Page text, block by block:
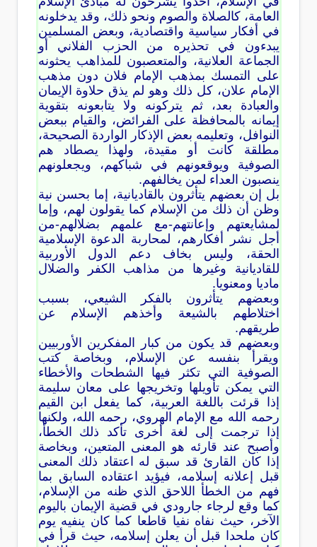
العامة، كالصلاة والصوم ونحو ذلك، وقد يدخلونه
في أفكار سياسية واقتصادية، وبعض المسلمين
يبدءون في تحذيره من الحزب الفلاني أو
الجماعة العلانية، والمتعصبون للمذاهب يحثونه
على التمسك بمذهب الإمام فلان دون مذهب
الإمام علان، كل ذلك وهو لم يذق حلاوة الإيمان
والعبادة بعد، ثم يتركونه ولا يتابعونه بتقوية
إيمانه بالمحافظة على الفرائض، والقيام ببعض
النوافل، وتعليمه بعض الإذكار الواردة الصحيحة،
مطلقة كانت أو مقيدة، ولهذا يصطاد هم
الصوفية ويوقعونهم في شباكهم، ويجعلونهم
ينصبون العداء لمن يخالفهم.
بل إن بعضهم يتأثرون بالقاديانية، إما بحسن نية
وظن أن ذلك من الإسلام كما يقولون لهم، وإما
لمشايعتهم وإعانتهم-مع علمهم بضلالهم-من
أجل نشر أفكارهم، لمحاربة الدعوة الإسلامية
الحقة، وليس بخاف دعم الدول الأوربية
للقاديانية وغيرها من مذاهب الكفر والضلال
ماديا ومعنويا.
وبعضهم يتأثرون بالفكر الشيعي، بسبب
اختلاطهم بالشيعة وأخذهم الإسلام عن
طريقهم.
وبعضهم قد يكون من كبار المفكرين الأوربيين
ويقرأ بنفسه عن الإسلام، وبخاصة كتب
الصوفية التي تكثر فيها الشطحات والأخطاء
التي يمكن تأويلها وتخريجها على معان سليمة
إذا قرئت باللغة العربية، كما يفعل ابن القيم
رحمه الله مع الإمام الهروي، رحمه الله، ولكنها
إذا ترجمت إلى لغة أخرى تأكد ذلك الخطأ،
وأصبح عند قارئه هو المعنى المتعين، وبخاصة
إذا كان القارئ قد سبق له اعتقاد ذلك المعنى
قبل إعلانه إسلامه، فيؤيد اعتقاده السابق بما
فهم من الخطأ اللاحق الذي ظنه من الإسلام،
كما وقع لرجاء جارودي في قضية الإيمان باليوم
الآخر، حيث نفاه نفيا قاطعا كما كان ينفيه يوم
كان ملحدا قبل أن يعلن إسلامه، حيث قرأ في